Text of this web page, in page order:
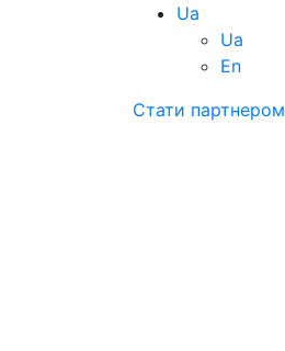
Ua
Ua
En
Стати партнером